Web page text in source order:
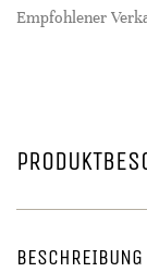
Empfohlener
BESCHREIBUNG